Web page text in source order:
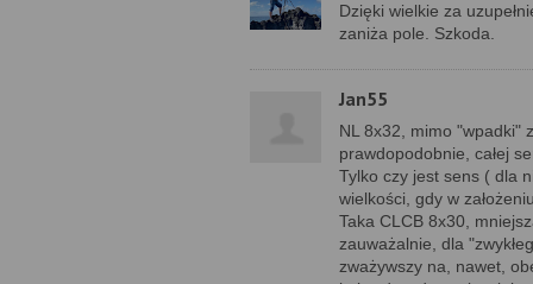
Dzięki wielkie za
zaniża pole. Szkoda.
Jan55
NL 8x32, mimo "wpadki"
prawdopodobnie, całej
Tylko czy jest sens ( dla
wielkości, gdy w
Taka CLCB 8x30,
zauważalnie, dla
zważywszy na, nawet,